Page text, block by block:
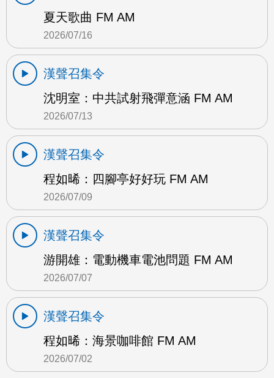
夏天歌曲 FM AM
2026/07/16
漢聲召集令
沈明室：中共試射飛彈意涵 FM AM
2026/07/13
漢聲召集令
程如晞：四腳亭好好玩 FM AM
2026/07/09
漢聲召集令
游開雄：電動機車電池問題 FM AM
2026/07/07
漢聲召集令
程如晞：海景咖啡館 FM AM
2026/07/02